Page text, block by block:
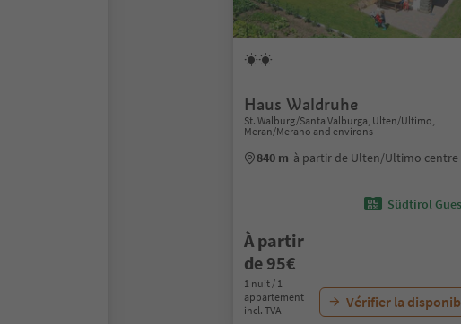
Haus Waldruhe
St. Walburg/Santa Valburga, Ulten/Ultimo,
Meran/Merano and environs
840 m à partir de Ulten/Ultimo centre
Südtirol
À partir
de 95€
1 nuit / 1
appartement
incl. TVA
Vérifier la